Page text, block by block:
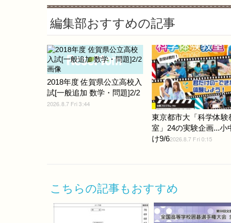
編集部おすすめの記事
2018年度 佐賀県公立高校入
試[一般追加 数学・問題]2/2
2026.8.7 Fri 3:44
東京都市大「科学体験
室」24の実験企画...小
け9/62026.8.7 Fri 0:15
こちらの記事もおすすめ